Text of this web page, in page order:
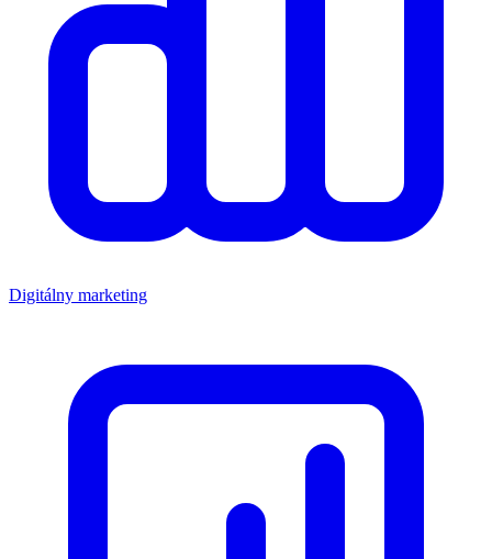
Digitálny marketing